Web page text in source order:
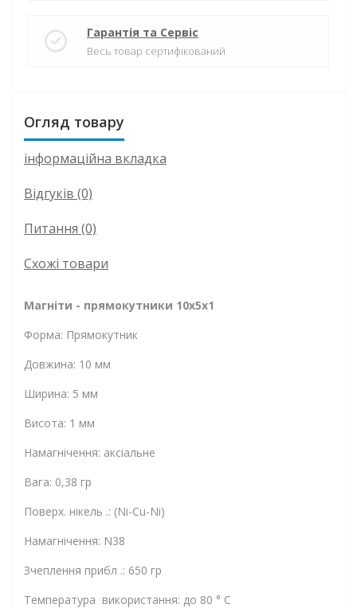
Гарантія та Сервіс
Весь товар сертифікований
Огляд товару
інформаційна вкладка
Відгуків (0)
Питання (0)
Схожі товари
Магніти - прямокутники 10x5x1
Форма: Прямокутник
Довжина: 10 мм
Ширина: 5 мм
Висота: 1 мм
Намагнічення: аксіальне
Вага: 0,38 гр
Поверх. нікель .: (Ni-Cu-Ni)
Намагнічення: N38
Зчеплення прибл .: 650 гр
Температура використання: до 80 ° C